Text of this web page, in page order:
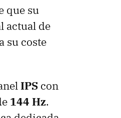
que su
actual de
su coste
IPS con
144 Hz.